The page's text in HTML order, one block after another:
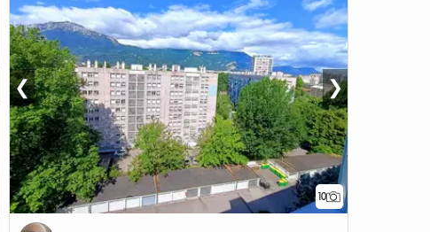
10
❮ ❯